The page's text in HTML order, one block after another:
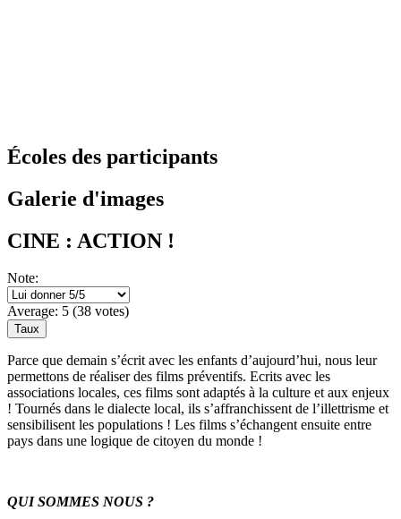
Écoles des participants
Galerie d'images
CINE : ACTION !
Note:
Average: 5 (38 votes)
Parce que demain s’écrit avec les enfants d’aujourd’hui, nous leur
permettons de réaliser des films préventifs. Ecrits avec les
associations locales, ces films sont adaptés à la culture et aux enjeux
! Tournés dans le dialecte local, ils s’affranchissent de l’illettrisme et
sensibilisent les populations ! Les films s’échangent ensuite entre
pays dans une logique de citoyen du monde !
QUI SOMMES NOUS ?